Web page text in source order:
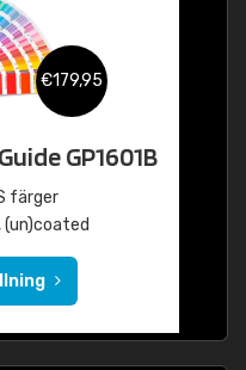
€179,95
GP1601B
färger
(un)coated